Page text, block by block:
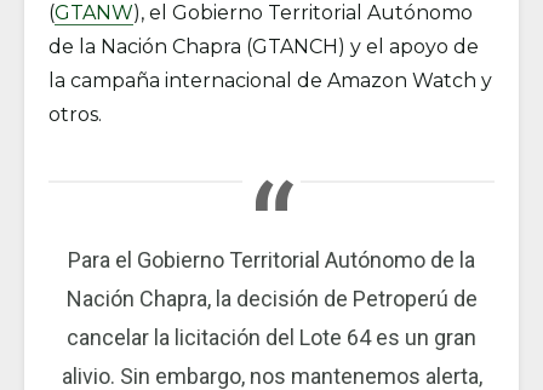
(GTANW), el Gobierno Territorial Autónomo
de la Nación Chapra (GTANCH) y el apoyo de
la campaña internacional de Amazon Watch y
otros.
Para el Gobierno Territorial Autónomo de la
Nación Chapra, la decisión de Petroperú de
cancelar la licitación del Lote 64 es un gran
alivio. Sin embargo, nos mantenemos alerta,